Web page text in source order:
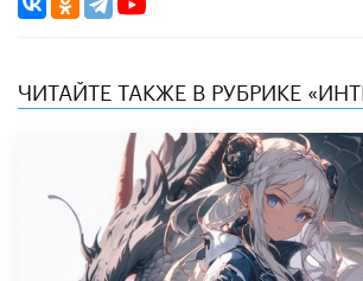
ЧИТАЙТЕ ТАКЖЕ В РУБРИКЕ